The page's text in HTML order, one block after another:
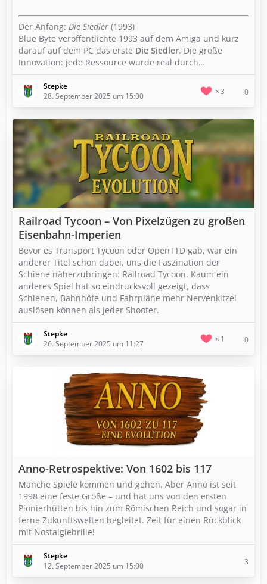
Der Anfang: Die Siedler (1993)
Blue Byte veröffentlichte 1993 auf dem Amiga und kurz
darauf auf dem PC das erste Die Siedler. Die große
Innovation: jede Ressource wurde real durch…
Stepke
28. September 2025 um 15:00
3 0
Railroad Tycoon – Von Pixelzügen zu großen
Eisenbahn-Imperien
Bevor es Transport Tycoon oder OpenTTD gab, war ein
anderer Titel schon dabei, uns die Faszination der
Schiene näherzubringen: Railroad Tycoon. Kaum ein
anderes Spiel hat so eindrucksvoll gezeigt, dass
Schienen, Bahnhöfe und Fahrpläne mehr Nervenkitzel
auslösen können als jeder Shooter.
Stepke
26. September 2025 um 11:27
1 0
Anno-Retrospektive: Von 1602 bis 117
Manche Spiele kommen und gehen. Aber Anno ist seit
1998 eine feste Größe – und hat uns von den ersten
Pionierhütten bis hin zum Römischen Reich und sogar in
ferne Zukunftswelten begleitet. Zeit für einen Rückblick
mit Nostalgiebrille!
Stepke
12. September 2025 um 15:00
3